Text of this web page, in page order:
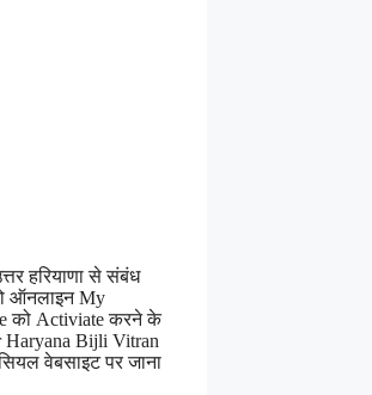
हरियाणा से संबंध
ऑनलाइन My
को Activiate करने के
Bijli Vitran
वेबसाइट पर जाना